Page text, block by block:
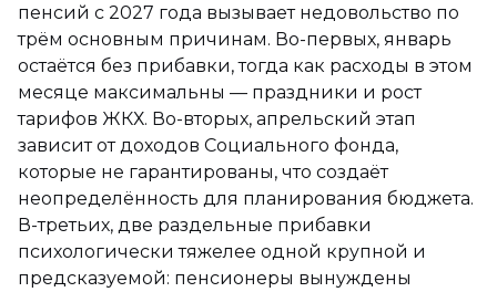
пенсий с 2027 года вызывает недовольство по
трём основным причинам. Во-первых, январь
остаётся без прибавки, тогда как расходы в этом
месяце максимальны — праздники и рост
тарифов ЖКХ. Во-вторых, апрельский этап
зависит от доходов Социального фонда,
которые не гарантированы, что создаёт
неопределённость для планирования бюджета.
В-третьих, две раздельные прибавки
психологически тяжелее одной крупной и
предсказуемой: пенсионеры вынуждены